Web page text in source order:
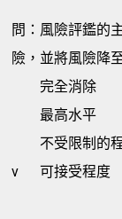
問：風險評鑑的
險，並將風險降
完全消除
最高水平
不受限制的
v
可接受程度